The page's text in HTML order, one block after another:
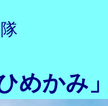
めかみ